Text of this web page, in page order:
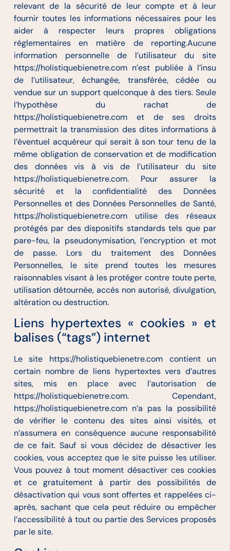
relevant de la sécurité de leur compte et à leur
fournir toutes les informations nécessaires pour les
aider à respecter leurs propres obligations
réglementaires en matière de reporting.Aucune
information personnelle de l’utilisateur du site
https://holistiquebienetre.com n’est publiée à l’insu
de l’utilisateur, échangée, transférée, cédée ou
vendue sur un support quelconque à des tiers. Seule
l’hypothèse du rachat de
https://holistiquebienetre.com et de ses droits
permettrait la transmission des dites informations à
l’éventuel acquéreur qui serait à son tour tenu de la
même obligation de conservation et de modification
des données vis à vis de l’utilisateur du site
https://holistiquebienetre.com. Pour assurer la
sécurité et la confidentialité des Données
Personnelles et des Données Personnelles de Santé,
https://holistiquebienetre.com utilise des réseaux
protégés par des dispositifs standards tels que par
pare-feu, la pseudonymisation, l’encryption et mot
de passe. Lors du traitement des Données
Personnelles, le site prend toutes les mesures
raisonnables visant à les protéger contre toute perte,
utilisation détournée, accès non autorisé, divulgation,
altération ou destruction.
Liens hypertextes « cookies » et
balises (“tags”) internet
Le site https://holistiquebienetre.com contient un
certain nombre de liens hypertextes vers d’autres
sites, mis en place avec l’autorisation de
https://holistiquebienetre.com. Cependant,
https://holistiquebienetre.com n’a pas la possibilité
de vérifier le contenu des sites ainsi visités, et
n’assumera en conséquence aucune responsabilité
de ce fait. Sauf si vous décidez de désactiver les
cookies, vous acceptez que le site puisse les utiliser.
Vous pouvez à tout moment désactiver ces cookies
et ce gratuitement à partir des possibilités de
désactivation qui vous sont offertes et rappelées ci-
après, sachant que cela peut réduire ou empêcher
l’accessibilité à tout ou partie des Services proposés
par le site.